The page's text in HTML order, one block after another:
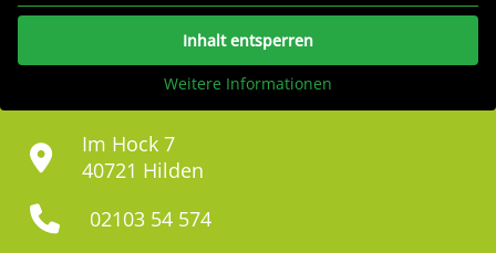
Inhalt entsperren
Weitere Informationen
Im Hock 7
40721 Hilden
02103 54 574